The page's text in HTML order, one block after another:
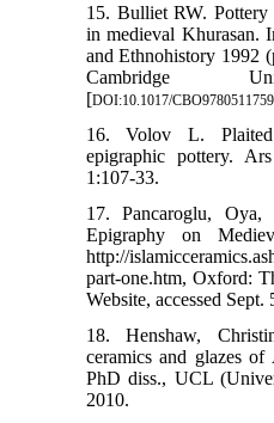
15. Bulliet RW. Pottery
in medieval Khurasan.
and Ethnohistory 1992
Cambridge
[DOI:10.1017/
16. Volov L.
epigraphic pottery.
1:107-33.
17. Pancaroglu,
Epigraphy on
‎http://
part-one.htm, Oxford:
‎Website, accessed Sept.
18. Henshaw,
ceramics and glazes
PhD diss., UCL
2010.